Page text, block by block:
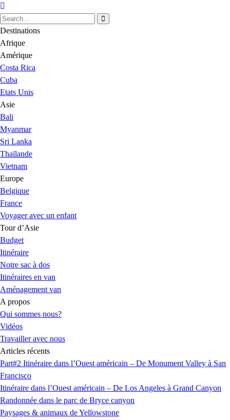
Destinations
Afrique
Amérique
Costa Rica
Cuba
Etats Unis
Asie
Bali
Myanmar
Sri Lanka
Thaïlande
Vietnam
Europe
Belgique
France
Voyager avec un enfant
Tour d’Asie
Budget
Itinéraire
Notre sac à dos
Itinéraires en van
Aménagement van
A propos
Qui sommes nous?
Vidéos
Travailler avec nous
Articles récents
Part#2 Itinéraire dans l’Ouest américain – De Monument Valley à San
Francisco
Itinéraire dans l’Ouest américain – De Los Angeles à Grand Canyon
Randonnée dans le parc de Bryce canyon
Paysages & animaux de Yellowstone